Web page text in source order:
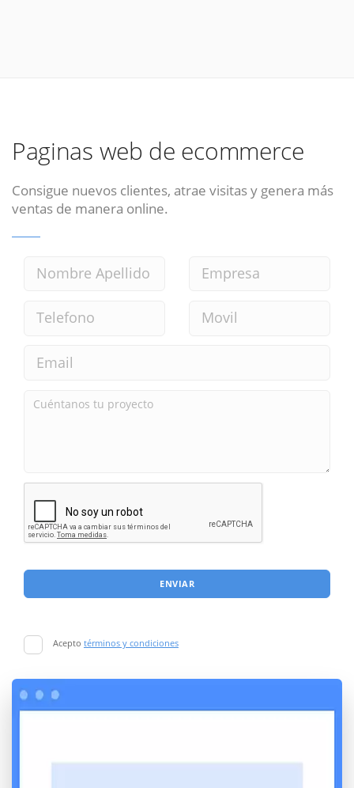
Paginas web de ecommerce
Consigue nuevos clientes, atrae visitas y genera más
ventas de manera online.
ENVIAR
Acepto términos y condiciones